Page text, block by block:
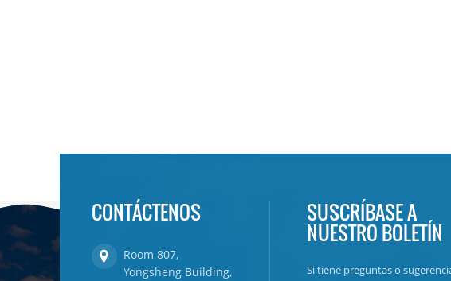
CONTÁCTENOS
Room 807,
Yongsheng Building,
SUSCRÍBASE A
NUESTRO BOLETÍN
Si tiene preguntas o